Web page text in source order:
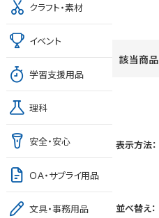
該当商品
表示方法：
並べ替え：
クラフト・素材
イベント
学習支援用品
理科
安全・安心
ＯＡ・サプライ用品
文具・事務用品